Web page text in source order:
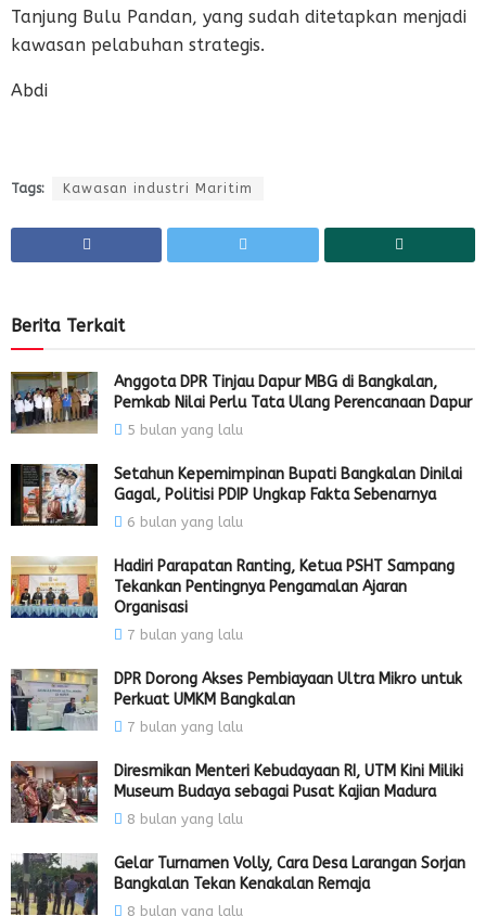
Tanjung Bulu Pandan, yang sudah ditetapkan menjadi
kawasan pelabuhan strategis.
Abdi
Tags: Kawasan industri Maritim
Berita Terkait
Anggota DPR Tinjau Dapur MBG di Bangkalan,
Pemkab Nilai Perlu Tata Ulang Perencanaan Dapur
5 bulan yang lalu
Setahun Kepemimpinan Bupati Bangkalan Dinilai
Gagal, Politisi PDIP Ungkap Fakta Sebenarnya
6 bulan yang lalu
Hadiri Parapatan Ranting, Ketua PSHT Sampang
Tekankan Pentingnya Pengamalan Ajaran
Organisasi
7 bulan yang lalu
DPR Dorong Akses Pembiayaan Ultra Mikro untuk
Perkuat UMKM Bangkalan
7 bulan yang lalu
Diresmikan Menteri Kebudayaan RI, UTM Kini Miliki
Museum Budaya sebagai Pusat Kajian Madura
8 bulan yang lalu
Gelar Turnamen Volly, Cara Desa Larangan Sorjan
Bangkalan Tekan Kenakalan Remaja
8 bulan yang lalu